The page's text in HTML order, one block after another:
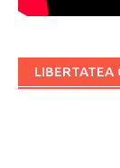
LIBERTATEA